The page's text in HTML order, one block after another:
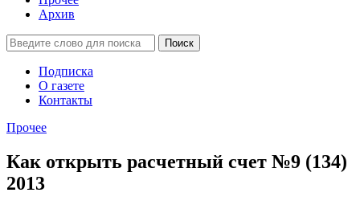
Архив
Подписка
О газете
Контакты
Прочее
Как открыть расчетный счет №9 (134)
2013